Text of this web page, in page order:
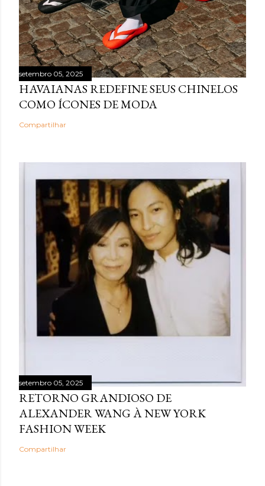
setembro 05, 2025
HAVAIANAS REDEFINE SEUS CHINELOS
COMO ÍCONES DE MODA
Compartilhar
setembro 05, 2025
RETORNO GRANDIOSO DE
ALEXANDER WANG À NEW YORK
FASHION WEEK
Compartilhar